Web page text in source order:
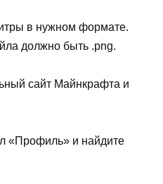
в нужном формате.
должно быть .png.
сайт Майнкрафта и
«Профиль» и найдите